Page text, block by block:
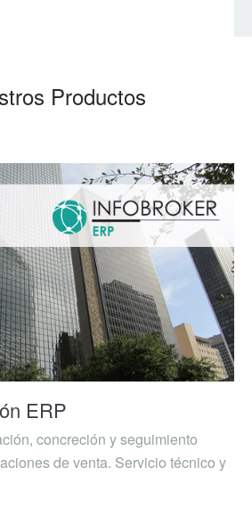
Productos
ERP
concreción y seguimiento
de venta. Servicio técnico y